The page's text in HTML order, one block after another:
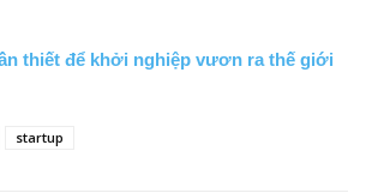
thiết để khởi nghiệp vươn ra thế giới
startup